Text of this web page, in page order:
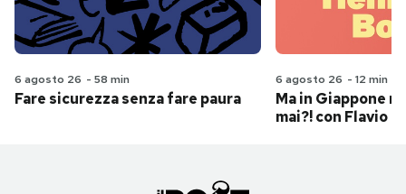
6 agosto 26 - 58 min
Fare sicurezza senza fare paura
6 agosto 26 - 12 min
Ma in Giappone
mai?! con Flavio